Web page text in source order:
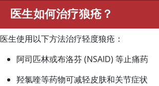
医生如何治疗狼疮？
医生使用以下方法治疗轻度狼疮：
阿司匹林或布洛芬 (NSAID) 等止痛药
羟氯喹等药物可减轻皮肤和关节症状